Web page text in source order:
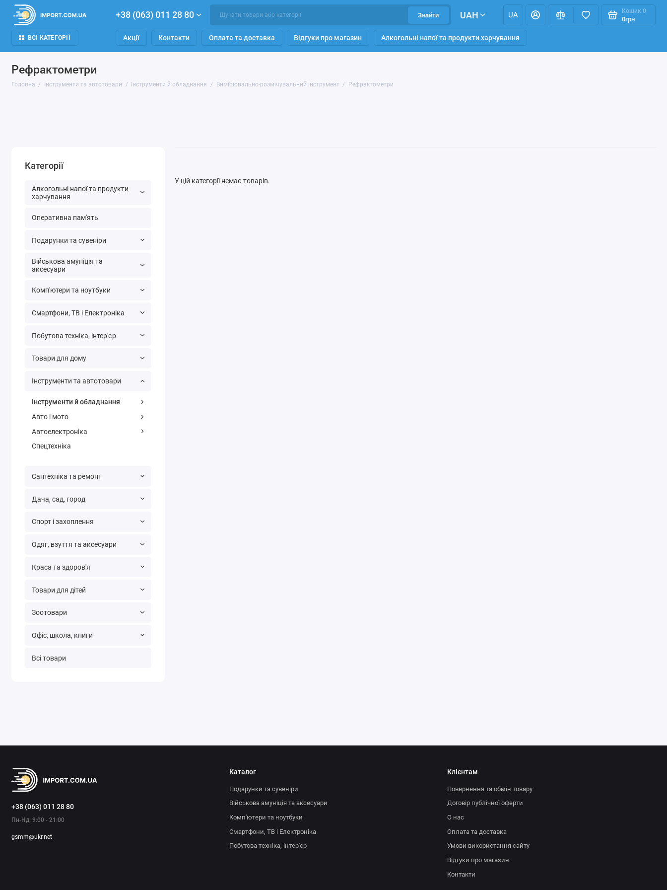
+38 (063) 011 28 80 Знайти UAH UA Кошик 0
0грн
ВСІ КАТЕГОРІЇ Акції Контакти Оплата та доставка Відгуки про магазин Алкогольні напої та продукти харчування
Рефрактометри
Головна Інструменти та автотовари Інструменти й обладнання Вимірювально-розмічувальний інструмент Рефрактометри
Категорії
Алкогольні напої та продукти
харчування
Оперативна пам'ять
Подарунки та сувеніри
Військова амуніція та
аксесуари
Комп'ютери та ноутбуки
Смартфони, ТВ і Електроніка
Побутова техніка, інтер'єр
Товари для дому
Інструменти та автотовари
Інструменти й обладнання
Авто і мото
Автоелектроніка
Спецтехніка
Сантехніка та ремонт
Дача, сад, город
Спорт і захоплення
Одяг, взуття та аксесуари
Краса та здоров'я
Товари для дітей
Зоотовари
Офіс, школа, книги
Всі товари
У цій категорії немає товарів.
+38 (063) 011 28 80
Пн-Нд: 9:00 - 21:00
gsmm@ukr.net
Каталог
Подарунки та сувеніри
Військова амуніція та аксесуари
Комп'ютери та ноутбуки
Смартфони, ТВ і Електроніка
Побутова техніка, інтер'єр
Клієнтам
Повернення та обмін товару
Договір публічної оферти
О нас
Оплата та доставка
Умови використання сайту
Відгуки про магазин
Контакти